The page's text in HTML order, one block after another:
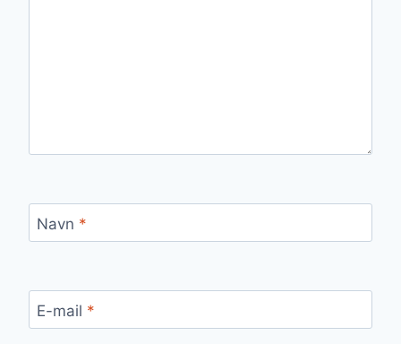
Navn *
E-mail *